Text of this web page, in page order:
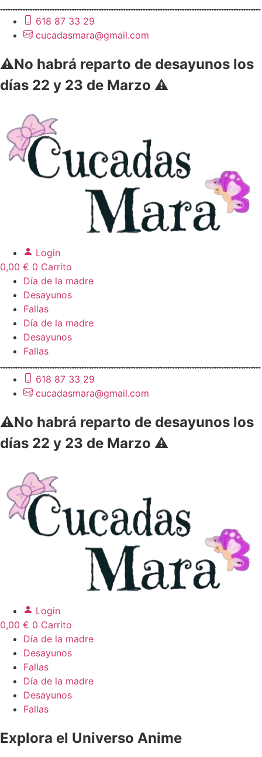
618 87 33 29
cucadasmara@gmail.com
⚠️No habrá reparto de desayunos los
días 22 y 23 de Marzo ⚠️
Login
0,00 € 0 Carrito
Día de la madre
Desayunos
Fallas
Día de la madre
Desayunos
Fallas
618 87 33 29
cucadasmara@gmail.com
⚠️No habrá reparto de desayunos los
días 22 y 23 de Marzo ⚠️
Login
0,00 € 0 Carrito
Día de la madre
Desayunos
Fallas
Día de la madre
Desayunos
Fallas
Explora el Universo Anime